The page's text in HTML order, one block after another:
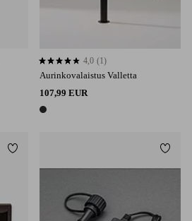
Aurinkovalaistus Valletta
107,99 EUR
1 väri
4,0 perustuen 1 arvosanaan
4,0 (1)
Lisää suosikkeihin Lisää